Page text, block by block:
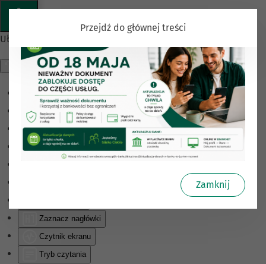
Ułatwienia dostępu
Odwróć kolory
Monochromatyczny
Ciemny kontrast
Jasny kontrast
Zaznacz nagłówki
Czytnik ekranu
Tryb czytania
Przejdź do głównej treści
Zamknij